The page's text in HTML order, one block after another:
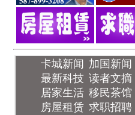
卡城新闻 加国新闻
最新科技 读者文摘
居家生活 移民茶馆
房屋租赁 求职招聘